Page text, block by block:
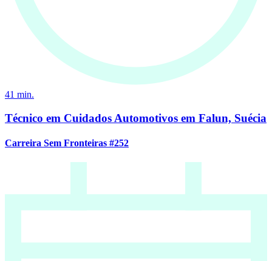
41 min.
Técnico em Cuidados Automotivos em Falun, Suécia
Carreira Sem Fronteiras #252